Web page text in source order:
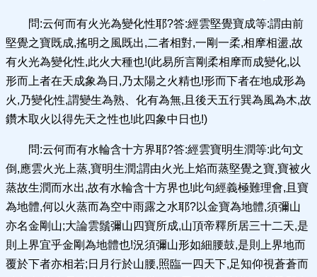
問:云何而有火光為變化性耶?答:經雲堅覺寶成等:謂由前
堅覺之寶既成,搖明之風既出,二者相對,一剛一柔,相摩相盪,故
有火光為變化性,此火大種也!(此易所言剛柔相摩而成變化,以
形而上者在天成象為日,乃太陽之火精也!形而下者在地成形為
火,乃變化性,謂變生為熟、化有為無,且後天五行巽為風為木,故
鑽木取火以得先天之性也!此四象中日也!)
問:云何而有水輪含十方界耶?答:經雲寶明生潤等:此句文
倒,應雲火光上蒸,寶明生潤;謂由火光上焰而蒸堅覺之寶,寶被火
蒸故生潤而水出,故有水輪含十方界也!此句經義極難理會,且寶
為地體,何以火蒸而為空中雨露之水耶?以金寶為地體,須彌山
亦名金剛山;大論雲鬚彌山四寶所成,山頂帝釋所居三十二天,是
則上界宜乎金剛為地體也!況須彌山形如細腰鼓,是則上界地而
覆於下者亦相若;日月行於山腰,照臨一四天下,足知仰視蒼蒼而